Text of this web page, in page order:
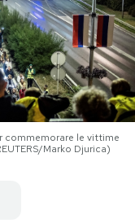
commemorare le vittime
Marko Djurica)